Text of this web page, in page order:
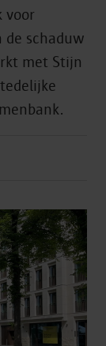
voor
de schaduw
met Stijn